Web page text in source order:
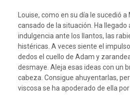
Louise, como en su día le sucedió
cansado de la situación. Ha llegado
indulgencia ante los llantos, las
histéricas. A veces siente el
dedos el cuello de Adam y
desmaye. Aleja esas ideas con un
cabeza. Consigue ahuyentarlas,
viscosa se ha apoderado de ella